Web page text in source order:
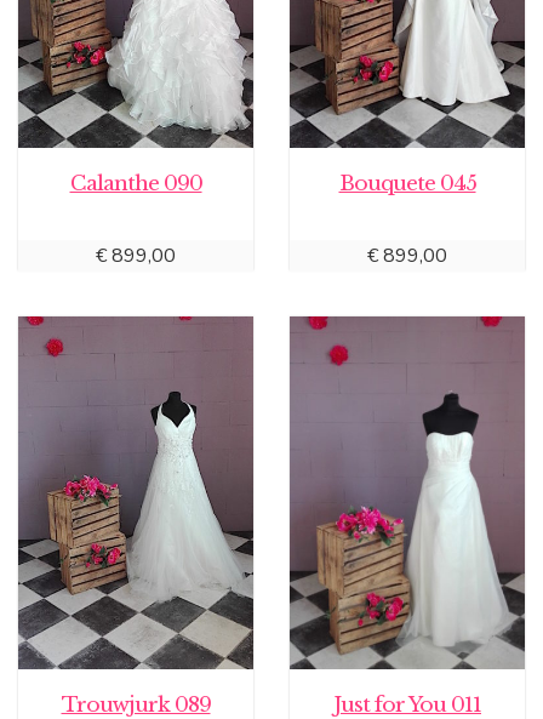
Calanthe 090
€899,00
Bouquete 045
€899,00
Trouwjurk 089 Just for You 011